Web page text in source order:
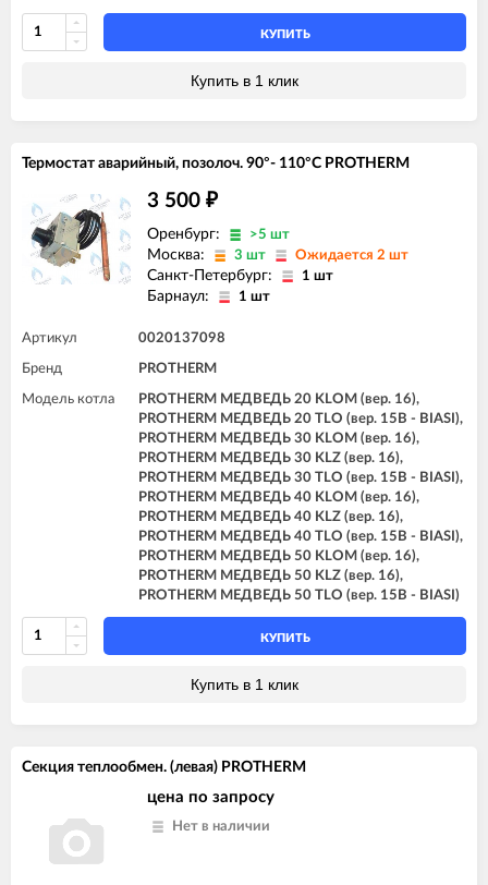
КУПИТЬ
Купить в 1 клик
Термостат аварийный, позолоч. 90°- 110°C PROTHERM
3 500 ₽
Оренбург: >5 шт
Москва: 3 шт Ожидается 2 шт
Санкт-Петербург: 1 шт
Барнаул: 1 шт
Артикул 0020137098
Бренд PROTHERM
Модель котла
PROTHERM МЕДВЕДЬ 20 KLOM (вер. 16),
PROTHERM МЕДВЕДЬ 20 TLO (вер. 15B - BIASI),
PROTHERM МЕДВЕДЬ 30 KLOM (вер. 16),
PROTHERM МЕДВЕДЬ 30 KLZ (вер. 16),
PROTHERM МЕДВЕДЬ 30 TLO (вер. 15B - BIASI),
PROTHERM МЕДВЕДЬ 40 KLOM (вер. 16),
PROTHERM МЕДВЕДЬ 40 KLZ (вер. 16),
PROTHERM МЕДВЕДЬ 40 TLO (вер. 15B - BIASI),
PROTHERM МЕДВЕДЬ 50 KLOM (вер. 16),
PROTHERM МЕДВЕДЬ 50 KLZ (вер. 16),
PROTHERM МЕДВЕДЬ 50 TLO (вер. 15B - BIASI)
КУПИТЬ
Купить в 1 клик
Секция теплообмен. (левая) PROTHERM
цена по запросу
Нет в наличии